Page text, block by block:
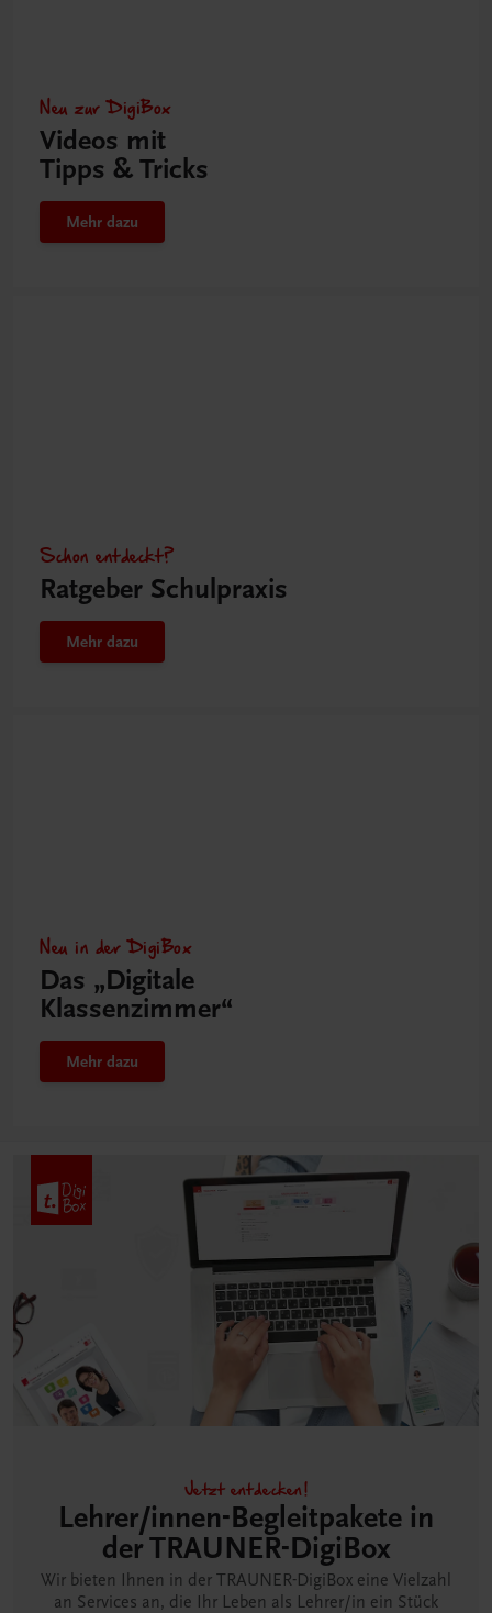
Neu zur DigiBox
Videos mit
Tipps & Tricks
Mehr dazu
Schon entdeckt?
Ratgeber Schulpraxis
Mehr dazu
Neu in der DigiBox
Das „Digitale
Klassenzimmer“
Mehr dazu
Jetzt entdecken!
Lehrer/innen-Begleitpakete in
der TRAUNER-DigiBox
Wir bieten Ihnen in der TRAUNER-DigiBox eine Vielzahl
an Services an, die Ihr Leben als Lehrer/in ein Stück